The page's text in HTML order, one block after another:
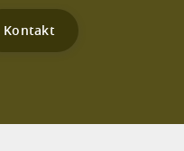
Kontakt